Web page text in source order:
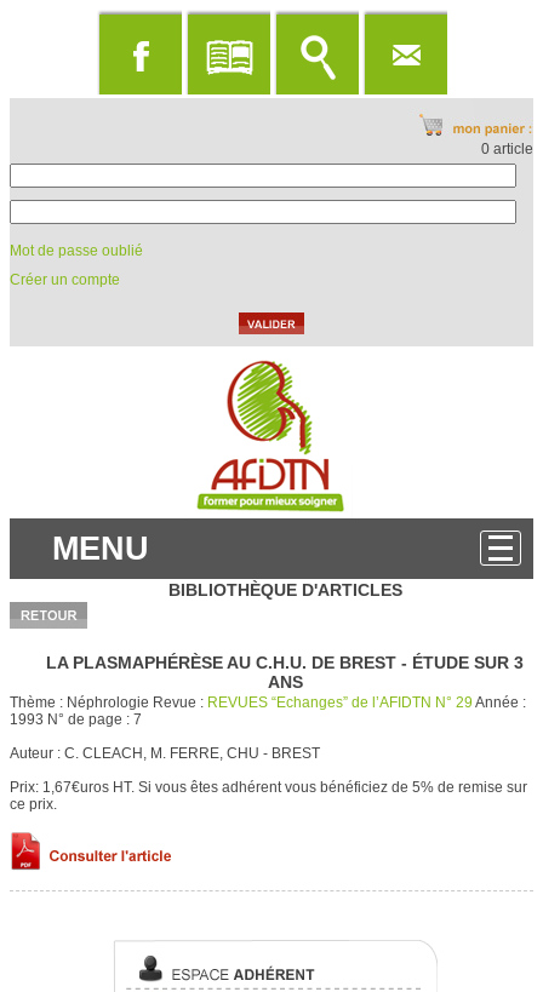
0 article
Mot de passe oublié
Créer un compte
MENU
BIBLIOTHÈQUE D'ARTICLES
LA PLASMAPHÉRÈSE AU C.H.U. DE BREST - ÉTUDE SUR 3
ANS
Thème : Néphrologie Revue : REVUES “Echanges” de l’AFIDTN N° 29 Année :
1993 N° de page : 7
Auteur : C. CLEACH, M. FERRE, CHU - BREST
Prix: 1,67€uros HT. Si vous êtes adhérent vous bénéficiez de 5% de remise sur
ce prix.